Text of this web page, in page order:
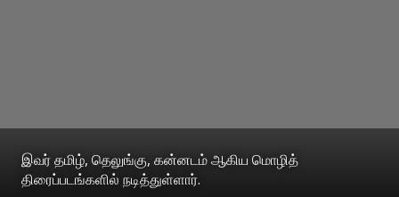
இவர் தமிழ், தெலுங்கு, கன்னடம் ஆகிய மொழித்
திரைப்படங்களில் நடித்துள்ளார்.